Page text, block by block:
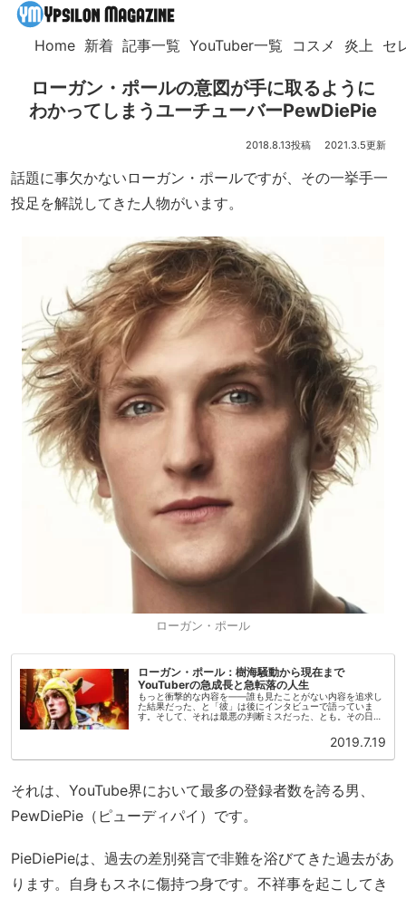
Home 新着 記事一覧 YouTuber一覧 コスメ 炎上 セ
ローガン・ポールの意図が手に取るように
わかってしまうユーチューバーPewDiePie
2018.8.13 2021.3.5
話題に事欠かないローガン・ポールですが、その一挙手一
投足を解説してきた人物がいます。
ローガン・ポール
ローガン・ポール：樹海騒動から現在まで
YouTuberの急成長と急転落の人生
もっと衝撃的な内容を——誰も見たことがない内容を追求し
た結果だった、と「彼」は後にインタビューで語っていま
す。そして、それは最悪の判断ミスだった、とも。その日、
2019.7.19
それは、YouTube界において最多の登録者数を誇る男、
PewDiePie（ピューディパイ）です。
PieDiePieは、過去の差別発言で非難を浴びてきた過去があ
ります。自身もスネに傷持つ身です。不祥事を起こしてき